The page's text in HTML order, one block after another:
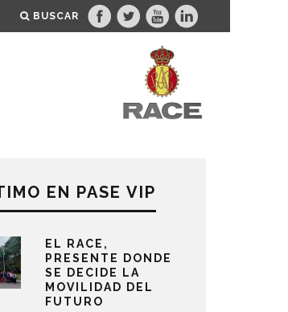
BUSCAR
EN PASE VIP
EL RACE,
PRESENTE DONDE
SE DECIDE LA
MOVILIDAD DEL
FUTURO